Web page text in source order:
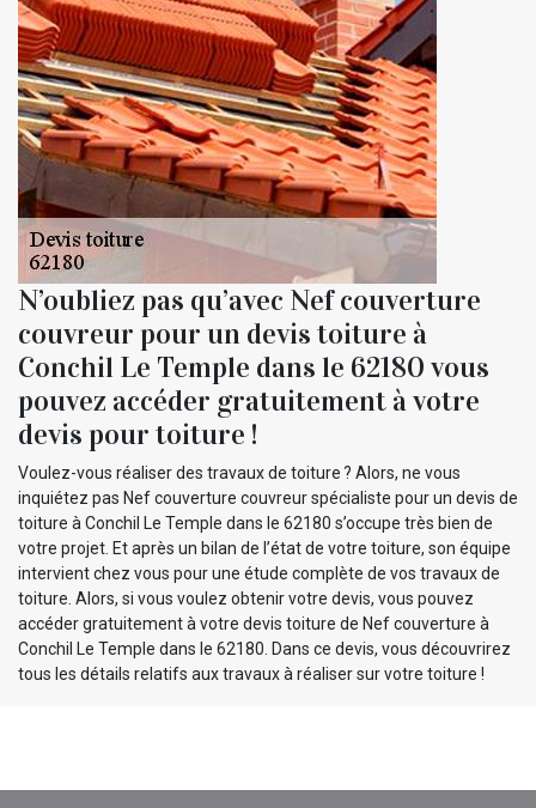
N’oubliez pas qu’avec Nef couverture
couvreur pour un devis toiture à
Conchil Le Temple dans le 62180 vous
pouvez accéder gratuitement à votre
devis pour toiture !
Voulez-vous réaliser des travaux de toiture ? Alors, ne vous
inquiétez pas Nef couverture couvreur spécialiste pour un devis de
toiture à Conchil Le Temple dans le 62180 s’occupe très bien de
votre projet. Et après un bilan de l’état de votre toiture, son équipe
intervient chez vous pour une étude complète de vos travaux de
toiture. Alors, si vous voulez obtenir votre devis, vous pouvez
accéder gratuitement à votre devis toiture de Nef couverture à
Conchil Le Temple dans le 62180. Dans ce devis, vous découvrirez
tous les détails relatifs aux travaux à réaliser sur votre toiture !